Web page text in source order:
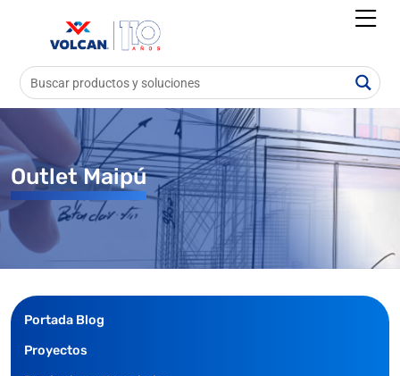
Outlet Maipú
Portada Blog
Proyectos